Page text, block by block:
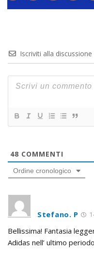
Iscriviti alla discussione
48 COMMENTI
Ordine cronologico
Stefano. P
Bellissima! Fantasia
Adidas nell’ ultimo